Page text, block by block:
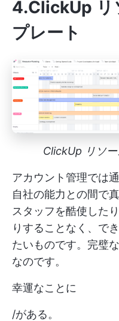
4.ClickUp リ
プレート
ClickUp リソ
アカウント管理では
自社の能力との間で
スタッフを酷使した
りすることなく、で
たいものです。完璧
なのです。
幸運なことに
/がある。